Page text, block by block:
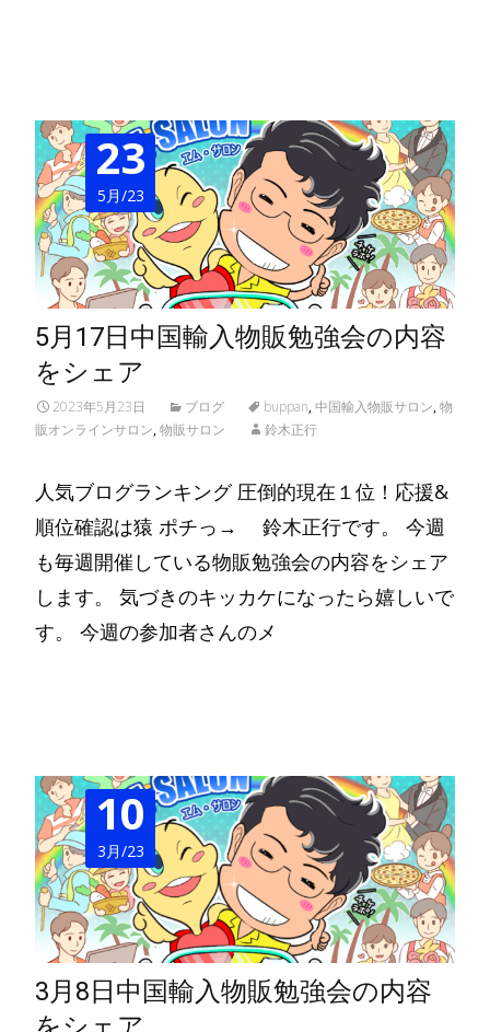
23
5月/23
5月17日中国輸入物販勉強会の内容
をシェア
2023年5月23日 ブログ buppan,中国輸入物販サロン,物
販オンラインサロン,物販サロン 鈴木正行
人気ブログランキング 圧倒的現在１位！応援&
順位確認は猿 ポチっ→ 鈴木正行です。 今週
も毎週開催している物販勉強会の内容をシェア
します。 気づきのキッカケになったら嬉しいで
す。 今週の参加者さんのメ
10
3月/23
3月8日中国輸入物販勉強会の内容